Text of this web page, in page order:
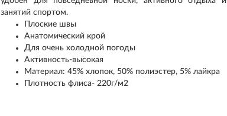
занятий спортом.
Плоские швы
Анатомический крой
Для очень холодной погоды
Активность-высокая
Материал: 45% хлопок, 50% полиэстер, 5% лайкра
Плотность флиса- 220г/м2